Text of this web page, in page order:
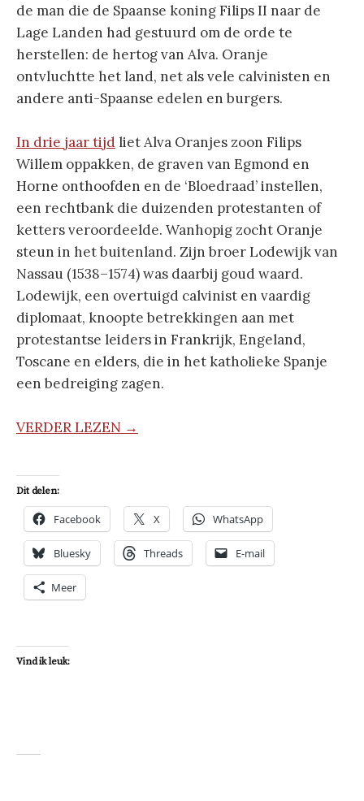
de man die de Spaanse koning Filips II naar de
Lage Landen had gestuurd om de orde te
herstellen: de hertog van Alva. Oranje
ontvluchtte het land, net als vele calvinisten en
andere anti-Spaanse edelen en burgers.
In drie jaar tijdliet Alva Oranjes zoon Filips
Willem oppakken, de graven van Egmond en
Horne onthoofden en de ‘Bloedraad’ instellen,
een rechtbank die duizenden protestanten of
ketters veroordeelde. Wanhopig zocht Oranje
steun in het buitenland. Zijn broer Lodewijk van
Nassau (1538–1574) was daarbij goud waard.
Lodewijk, een overtuigd calvinist en vaardig
diplomaat, knoopte betrekkingen aan met
protestantse leiders in Frankrijk, Engeland,
Toscane en elders, die in het katholieke Spanje
een bedreiging zagen.
VERDER LEZEN →
Dit delen:
Facebook X WhatsApp
Bluesky Threads E-mail
Meer
Vind ik leuk: